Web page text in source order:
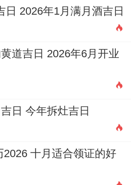
日 2026年1月满月酒吉日
道吉日 2026年6月开业
日 今年拆灶吉日
十月适合领证的好